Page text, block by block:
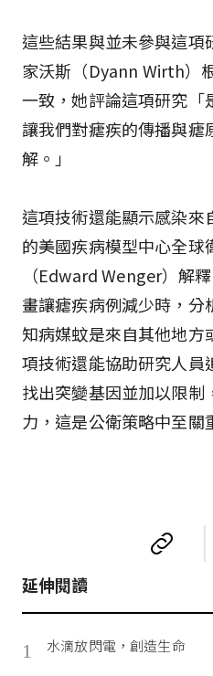
這些結果與並未參與這項
家沃斯（Dyann Wirth）
一致，她評論這項研究「
讓我們對瘧疾的傳播與瘧
解。」
這項技術還能顯示感染
的美國疾病模型中心全球
（Edward Wenger）解
畫讓瘧疾病例減少時，分
知病媒蚊是來自其他地
項技術還能協助研究人員
找出突變基因並加以限制
力，這是公衛策略中至關
延伸閱讀
1 水滴放閃電，創造生命